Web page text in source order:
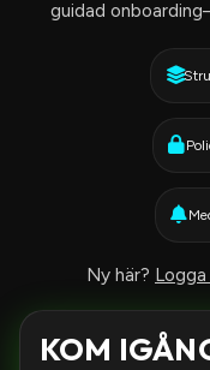
guidad
Ny här? Logga
KOM